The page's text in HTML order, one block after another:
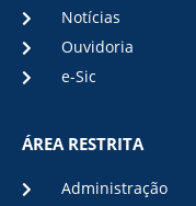
Notícias
Ouvidoria
e-Sic
ÁREA RESTRITA
Administração